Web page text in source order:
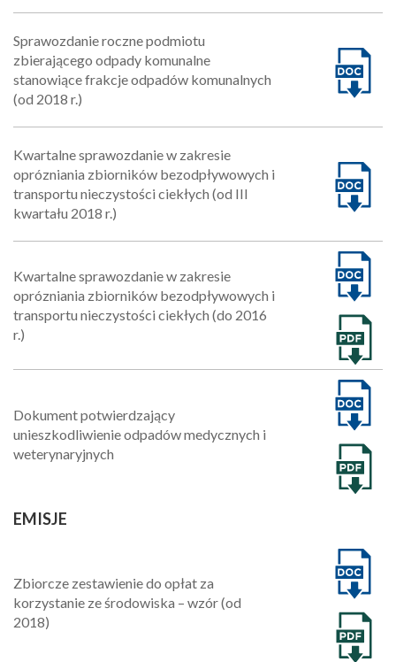
Sprawozdanie roczne podmiotu
zbierającego odpady komunalne
stanowiące frakcje odpadów komunalnych
(od 2018 r.)
Kwartalne sprawozdanie w zakresie
oprózniania zbiorników bezodpływowych i
transportu nieczystości ciekłych (od III
kwartału 2018 r.)
Kwartalne sprawozdanie w zakresie
oprózniania zbiorników bezodpływowych i
transportu nieczystości ciekłych (do 2016
r.)
Dokument potwierdzający
unieszkodliwienie odpadów medycznych i
weterynaryjnych
EMISJE
Zbiorcze zestawienie do opłat za
korzystanie ze środowiska – wzór (od
2018)